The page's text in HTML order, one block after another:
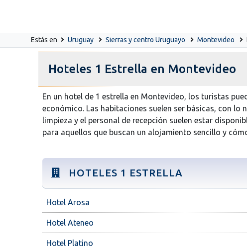
Estás en Uruguay Sierras y centro Uruguayo Montevideo
Hoteles 1 Estrella en Montevideo
En un hotel de 1 estrella en Montevideo, los turistas
económico. Las habitaciones suelen ser básicas, con lo
limpieza y el personal de recepción suelen estar
para aquellos que buscan un alojamiento sencillo y
HOTELES 1 ESTRELLA
Hotel Arosa
Hotel Ateneo
Hotel Platino